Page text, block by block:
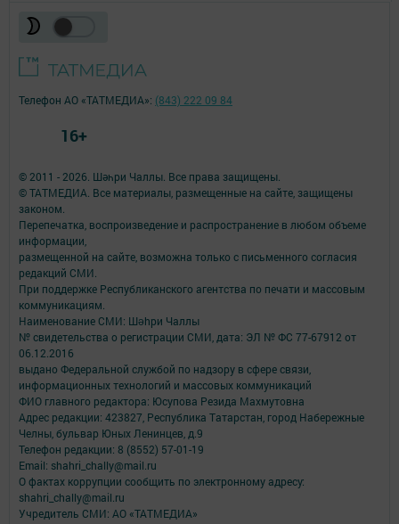
© 2011 - 2026. Шәһри Чаллы. Все права защищены.
© ТАТМЕДИА. Все материалы, размещенные на сайте, защищены
законом.
Перепечатка, воспроизведение и распространение в любом объеме
информации,
размещенной на сайте, возможна только с письменного согласия
редакций СМИ.
При поддержке Республиканского агентства по печати и массовым
коммуникациям.
Наименование СМИ: Шəhри Чаллы
№ свидетельства о регистрации СМИ, дата: ЭЛ № ФС 77-67912 от
06.12.2016
выдано Федеральной службой по надзору в сфере связи,
информационных технологий и массовых коммуникаций
ФИО главного редактора: Юсупова Резида Махмутовна
Адрес редакции: 423827, Республика Татарстан, город Набережные
Челны, бульвар Юных Ленинцев, д.9
Телефон редакции: 8 (8552) 57-01-19
Email: shahri_chally@mail.ru
О фактах коррупции сообщить по электронному адресу:
shahri_chally@mail.ru
Учредитель СМИ: АО «ТАТМЕДИА»
Телефон АО «ТАТМЕДИА»: (843) 222 09 84
16+